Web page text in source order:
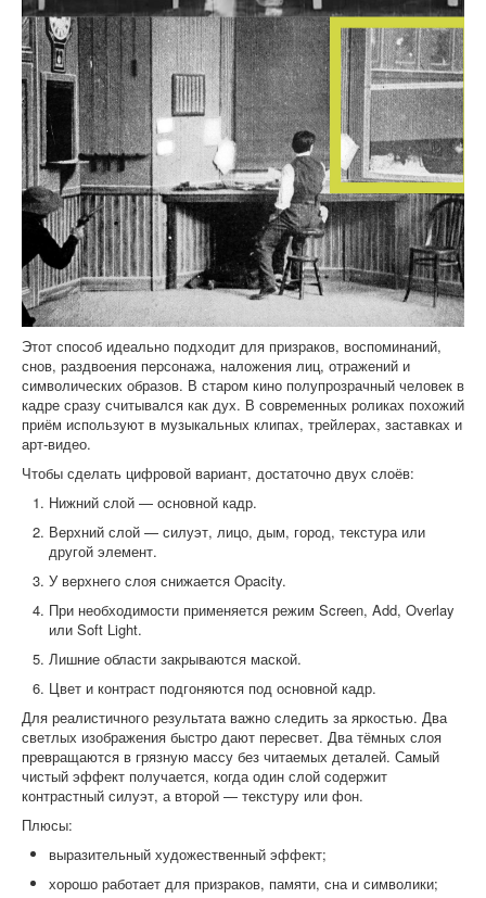
Этот способ идеально подходит для призраков, воспоминаний,
снов, раздвоения персонажа, наложения лиц, отражений и
символических образов. В старом кино полупрозрачный человек в
кадре сразу считывался как дух. В современных роликах похожий
приём используют в музыкальных клипах, трейлерах, заставках и
арт-видео.
Чтобы сделать цифровой вариант, достаточно двух слоёв:
Нижний слой — основной кадр.
Верхний слой — силуэт, лицо, дым, город, текстура или
другой элемент.
У верхнего слоя снижается Opacity.
При необходимости применяется режим Screen, Add, Overlay
или Soft Light.
Лишние области закрываются маской.
Цвет и контраст подгоняются под основной кадр.
Для реалистичного результата важно следить за яркостью. Два
светлых изображения быстро дают пересвет. Два тёмных слоя
превращаются в грязную массу без читаемых деталей. Самый
чистый эффект получается, когда один слой содержит
контрастный силуэт, а второй — текстуру или фон.
Плюсы:
выразительный художественный эффект;
хорошо работает для призраков, памяти, сна и символики;